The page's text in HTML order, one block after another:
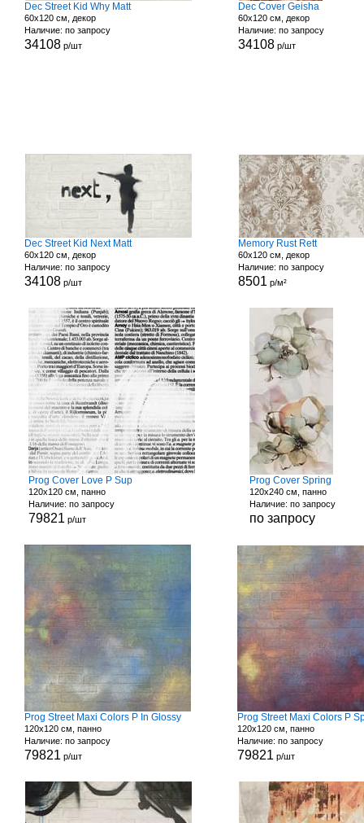
Dec Street Kid Why Matt
60x120 см, декор
Наличие: по запросу
34108 р/шт
Dec Cover Geisha
60x120 см, декор
Наличие: по запросу
34108 р/шт
Dec Street Kid Next Matt
60x120 см, декор
Наличие: по запросу
34108 р/шт
Memory Rust Rett
60x120 см, декор
Наличие: по запросу
8501 р/м²
Prog Cover Love P Sup
120x120 см, панно
Наличие: по запросу
79821 р/шт
Prog Cover Spring
120x240 см, панно
Наличие: по запросу
по запросу
Prog Street Maxi Colors P In Glossy
120x120 см, панно
Наличие: по запросу
79821 р/шт
Prog Street Maxi Colors P
120x120 см, панно
Наличие: по запросу
79821 р/шт